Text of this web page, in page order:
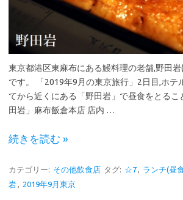
東京都港区東麻布にある鰻料理の老舗,野田
です。 「2019年9月の東京旅行」2日目,ホテ
てから近くにある「野田岩」で昼食をとるこ
田岩」麻布飯倉本店 店内 …
続きを読む »
カテゴリー: その他飲食店 タグ: ☆7, ランチ(昼
岩, 2019年9月東京